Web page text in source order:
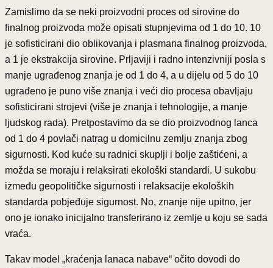
Zamislimo da se neki proizvodni proces od sirovine do
finalnog proizvoda može opisati stupnjevima od 1 do 10. 10
je sofisticirani dio oblikovanja i plasmana finalnog proizvoda,
a 1 je ekstrakcija sirovine. Prljaviji i radno intenzivniji posla s
manje ugrađenog znanja je od 1 do 4, a u dijelu od 5 do 10
ugrađeno je puno više znanja i veći dio procesa obavljaju
sofisticirani strojevi (više je znanja i tehnologije, a manje
ljudskog rada). Pretpostavimo da se dio proizvodnog lanca
od 1 do 4 povlači natrag u domicilnu zemlju znanja zbog
sigurnosti. Kod kuće su radnici skuplji i bolje zaštićeni, a
možda se moraju i relaksirati ekološki standardi. U sukobu
između geopolitičke sigurnosti i relaksacije ekoloških
standarda pobjeđuje sigurnost. No, znanje nije upitno, jer
ono je ionako inicijalno transferirano iz zemlje u koju se sada
vraća.
Takav model „kraćenja lanaca nabave“ očito dovodi do